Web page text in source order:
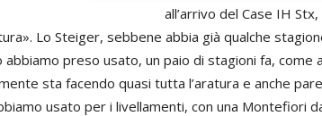
all’arrivo del Case IH
Lo Steiger, sebbene abbia già qualche
abbiamo preso usato, un paio di stagioni fa, come
sta facendo quasi tutta l’aratura e anche
usato per i livellamenti, con una Montefiori